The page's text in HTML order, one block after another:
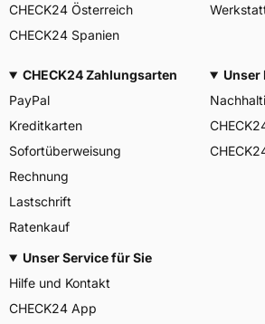
CHECK24 Österreich
CHECK24 Spanien
CHECK24 Zahlungsarten
PayPal
Kreditkarten
Sofortüberweisung
Rechnung
Lastschrift
Ratenkauf
Unser
Unser Service für Sie
Hilfe und Kontakt
CHECK24 App